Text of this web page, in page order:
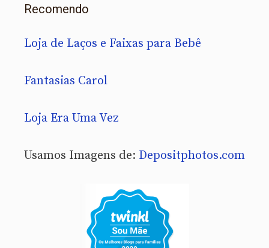
Recomendo
Loja de Laços e Faixas para Bebê
Fantasias Carol
Loja Era Uma Vez
Usamos Imagens de: Depositphotos.com